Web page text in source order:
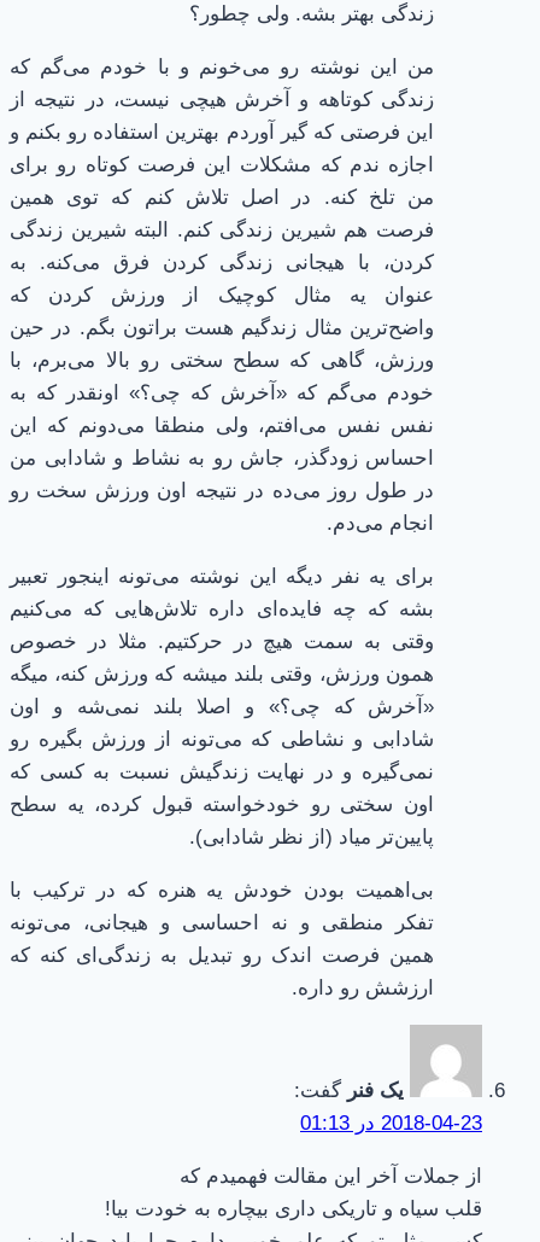
زندگی بهتر بشه. ولی چطور؟
من این نوشته رو می‌خونم و با خودم می‌گم که
زندگی کوتاهه و آخرش هیچی نیست، در نتیجه از
این فرصتی که گیر آوردم بهترین استفاده رو بکنم و
اجازه ندم که مشکلات این فرصت کوتاه رو برای
من تلخ کنه. در اصل تلاش کنم که توی همین
فرصت هم شیرین زندگی کنم. البته شیرین زندگی
کردن، با هیجانی زندگی کردن فرق می‌کنه. به
عنوان یه مثال کوچیک از ورزش کردن که
واضح‌ترین مثال زندگیم هست براتون بگم. در حین
ورزش، گاهی که سطح سختی رو بالا می‌برم، با
خودم می‌گم که «آخرش که چی؟» اونقدر که به
نفس نفس می‌افتم، ولی منطقا می‌دونم که این
احساس زودگذر، جاش رو به نشاط و شادابی من
در طول روز می‌ده در نتیجه اون ورزش سخت رو
انجام می‌دم.
برای یه نفر دیگه این نوشته می‌تونه اینجور تعبیر
بشه که چه فایده‌ای داره تلاش‌هایی که می‌کنیم
وقتی به سمت هیچ در حرکتیم. مثلا در خصوص
همون ورزش، وقتی بلند میشه که ورزش کنه، میگه
«آخرش که چی؟» و اصلا بلند نمی‌شه و اون
شادابی و نشاطی که می‌تونه از ورزش بگیره رو
نمی‌گیره و در نهایت زندگیش نسبت به کسی که
اون سختی رو خودخواسته قبول کرده، یه سطح
پایین‌تر میاد (از نظر شادابی).
بی‌اهمیت بودن خودش یه هنره که در ترکیب با
تفکر منطقی و نه احساسی و هیجانی، می‌تونه
همین فرصت اندک رو تبدیل به زندگی‌ای کنه که
ارزشش رو داره.
یک فنر گفت:
2018-04-23 در 01:13
از جملات آخر این مقالت فهمیدم که
قلب سیاه و تاریکی داری بیچاره به خودت بیا!